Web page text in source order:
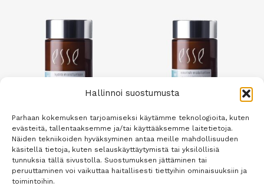
Hallinnoi suostumusta
Parhaan kokemuksen tarjoamiseksi käytämme teknologioita, kuten
evästeitä, tallentaaksemme ja/tai käyttääksemme laitetietoja.
Näiden tekniikoiden hyväksyminen antaa meille mahdollisuuden
käsitellä tietoja, kuten selauskäyttäytymistä tai yksilöllisiä
tunnuksia tällä sivustolla. Suostumuksen jättäminen tai
peruuttaminen voi vaikuttaa haitallisesti tiettyihin ominaisuuksiin ja
toimintoihin.
Esse Hydro Moisturiser
50 ml
70,00€
Esse Nourish
Moisturiser 50 ml
76,70€